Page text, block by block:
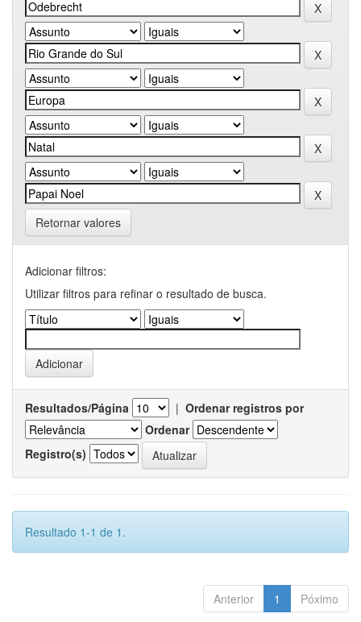
Retornar valores
Adicionar filtros:
Utilizar filtros para refinar o resultado de busca.
Resultados/Página | Ordenar registros por
Ordenar
Registro(s)
Resultado 1-1 de 1.
Anterior 1 Póximo